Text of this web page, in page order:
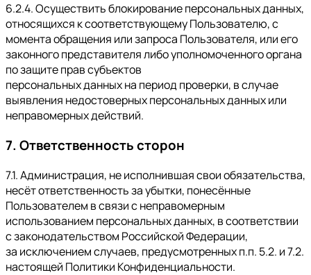
6.2.4. Осуществить блокирование персональных данных,
относящихся к соответствующему Пользователю, с
момента обращения или запроса Пользователя, или его
законного представителя либо уполномоченного органа
по защите прав субъектов
персональных данных на период проверки, в случае
выявления недостоверных персональных данных или
неправомерных действий.
7. Ответственность сторон
7.1. Администрация, не исполнившая свои обязательства,
несёт ответственность за убытки, понесённые
Пользователем в связи с неправомерным
использованием персональных данных, в соответствии
с законодательством Российской Федерации,
за исключением случаев, предусмотренных п.п. 5.2. и 7.2.
настоящей Политики Конфиденциальности.